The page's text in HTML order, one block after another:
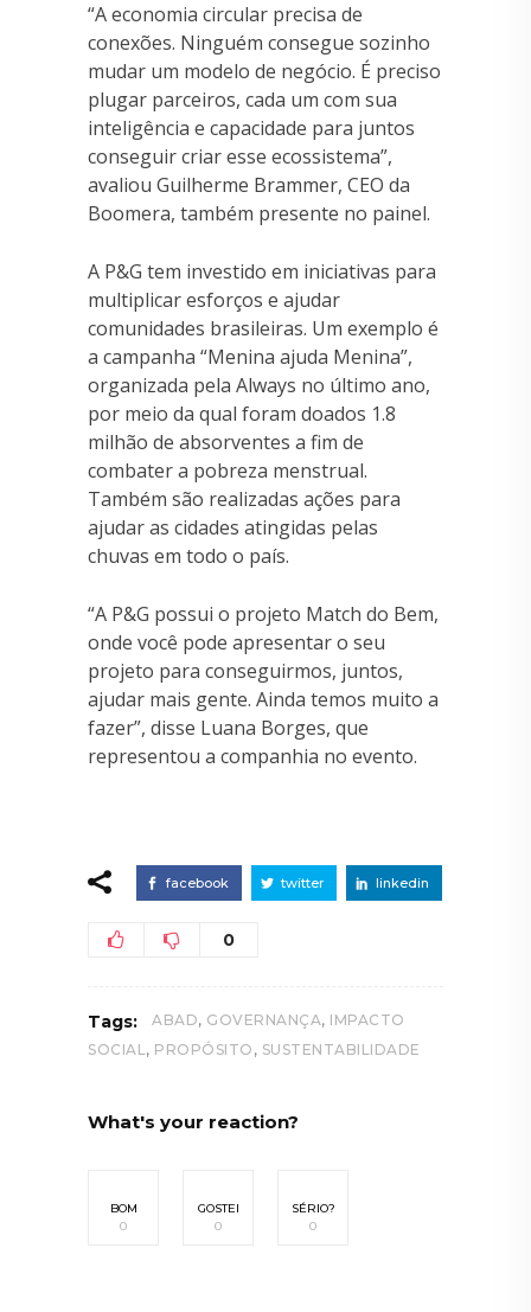
“A economia circular precisa de
conexões. Ninguém consegue sozinho
mudar um modelo de negócio. É preciso
plugar parceiros, cada um com sua
inteligência e capacidade para juntos
conseguir criar esse ecossistema”,
avaliou Guilherme Brammer, CEO da
Boomera, também presente no painel.
A P&G tem investido em iniciativas para
multiplicar esforços e ajudar
comunidades brasileiras. Um exemplo é
a campanha “Menina ajuda Menina”,
organizada pela Always no último ano,
por meio da qual foram doados 1.8
milhão de absorventes a fim de
combater a pobreza menstrual.
Também são realizadas ações para
ajudar as cidades atingidas pelas
chuvas em todo o país.
“A P&G possui o projeto Match do Bem,
onde você pode apresentar o seu
projeto para conseguirmos, juntos,
ajudar mais gente. Ainda temos muito a
fazer”, disse Luana Borges, que
representou a companhia no evento.
facebook twitter linkedin
0
Tags: ABAD, GOVERNANÇA, IMPACTO
SOCIAL, PROPÓSITO , SUSTENTABILIDADE
What's your reaction?
BOM
0
GOSTEI
0
SÉRIO?
0